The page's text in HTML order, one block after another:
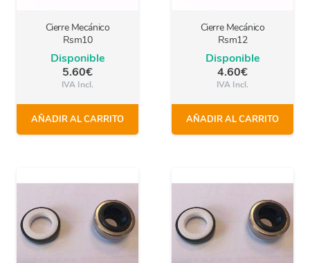
Cierre Mecánico
Rsm10
Disponible
5.60€
IVA Incl.
AÑADIR AL CARRITO
Cierre Mecánico
Rsm12
Disponible
4.60€
IVA Incl.
AÑADIR AL CARRITO